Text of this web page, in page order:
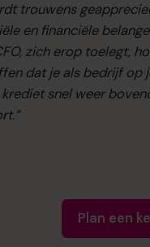
trouwens
en financiële
zich erop toelegt,
dat je als bedrijf op
snel weer
Plan een